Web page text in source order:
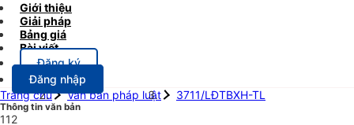
Giới thiệu
Giải pháp
Bảng giá
Bài viết
Đăng ký
Đăng nhập
Trang chủ
Văn bản pháp luật 3711/LĐTBXH-TL
Thông tin văn bản
112